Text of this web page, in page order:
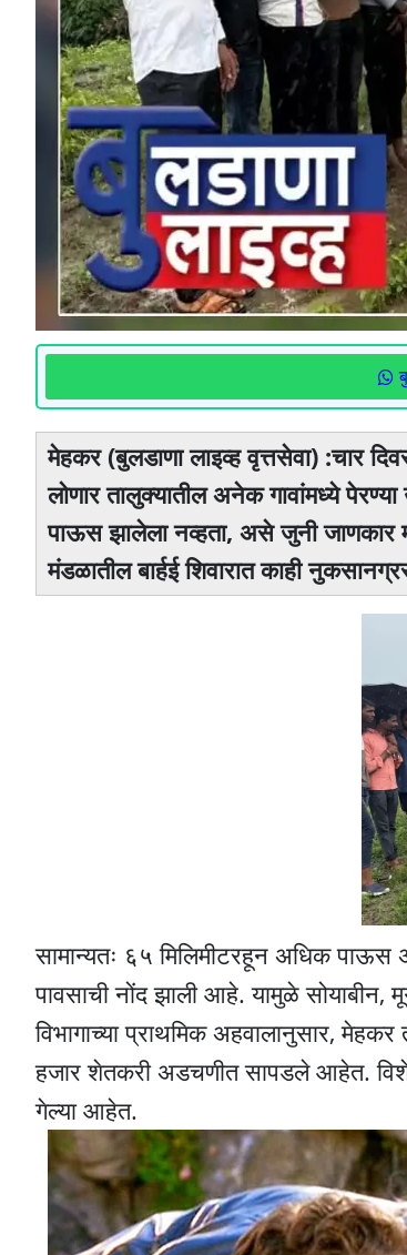
मेहकर (बुलडाणा लाइव्ह वृत्तसेवा) :चार
लोणार तालुक्यातील अनेक गावांमध्ये
पाऊस झालेला नव्हता, असे जुनी
मंडळातील बार्हई शिवारात काही
सामान्यतः ६५ मिलिमीटरहून अधिक पाऊस
पावसाची नोंद झाली आहे. यामुळे
विभागाच्या प्राथमिक अहवालानुसार,
हजार शेतकरी अडचणीत सापडले आहेत.
गेल्या आहेत.